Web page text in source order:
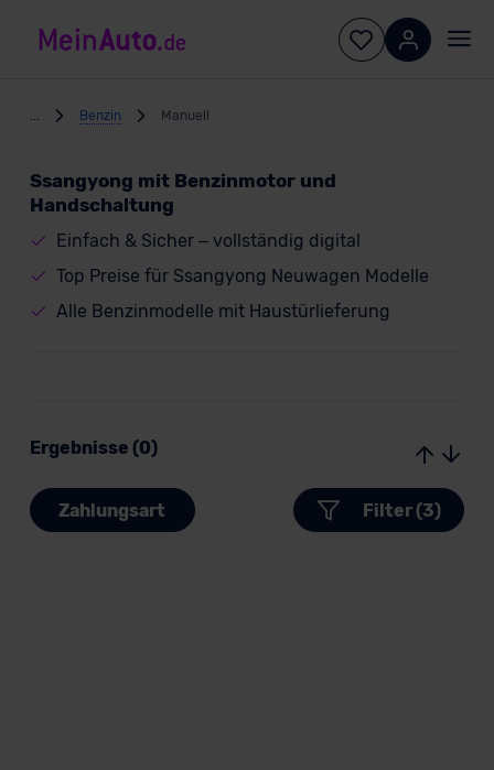
Benzin Manuell
Ssangyong mit Benzinmotor und
Handschaltung
Einfach & Sicher – vollständig digital
Top Preise für Ssangyong Neuwagen Modelle
Alle Benzinmodelle mit Haustürlieferung
Ergebnisse (0)
Zahlungsart Filter (3)